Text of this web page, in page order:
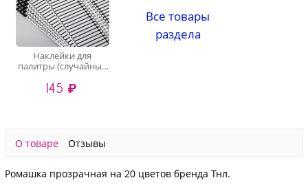
Наклейки для
палитры (случайный
145 ₽
Все товары
раздела
О товаре Отзывы
Ромашка прозрачная на 20 цветов бренда Тнл.